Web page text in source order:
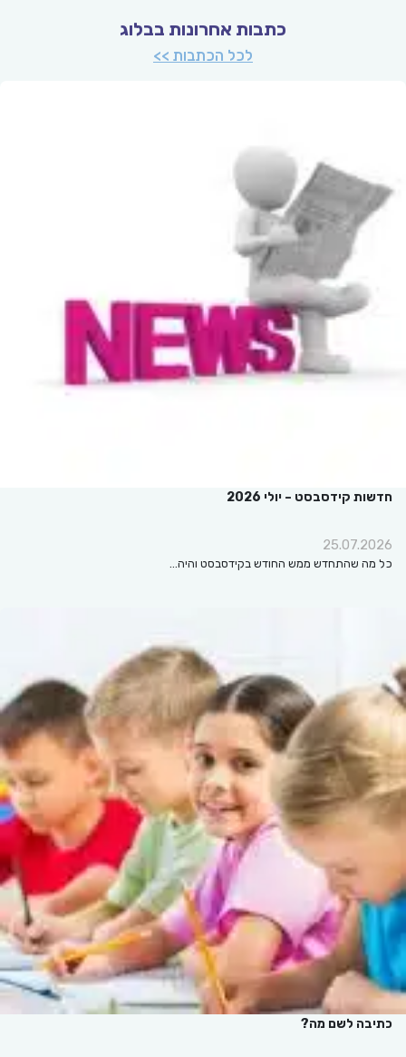
כתבות אחרונות בבלוג
לכל הכתבות >>
חדשות קידסבסט – יולי 2026
25.07.2026
כל מה שהתחדש ממש החודש בקידסבסט והיה…
כתיבה לשם מה?